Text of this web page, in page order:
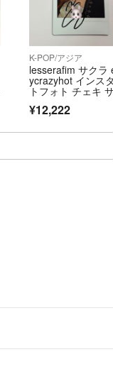
K-POP/アジア
lesserafim サクラ
ycrazyhot インス
トフォト チェキ
ン
¥12,222